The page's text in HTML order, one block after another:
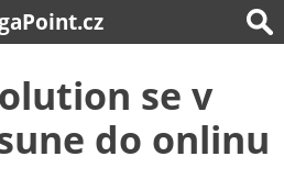
se v
do onlinu